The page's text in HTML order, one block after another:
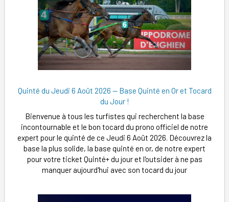
Quinté du Jeudi 6 Août 2026 — Base Quinté en Or et Tocard
du Jour !
Bienvenue à tous les turfistes qui recherchent la base
incontournable et le bon tocard du prono officiel de notre
expert pour le quinté de ce Jeudi 6 Août 2026. Découvrez la
base la plus solide, la base quinté en or, de notre expert
pour votre ticket Quinté+ du jour et l'outsider à ne pas
manquer aujourd'hui avec son tocard du jour